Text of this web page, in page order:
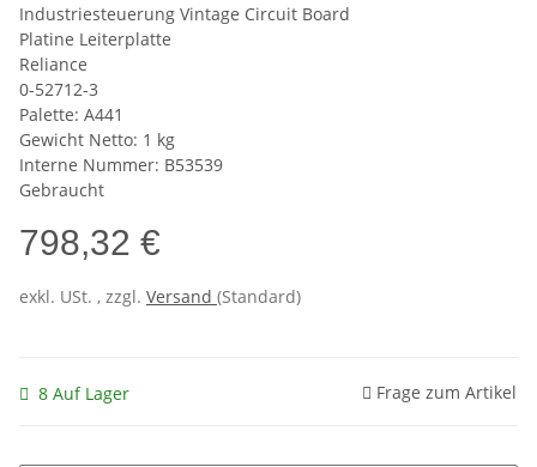
Industriesteuerung Vintage Circuit Board
Platine Leiterplatte
Reliance
0-52712-3
Palette: A441
Gewicht Netto: 1 kg
Interne Nummer: B53539
Gebraucht
798,32 €
exkl. USt. , zzgl. Versand (Standard)
8 Auf Lager Frage zum Artikel